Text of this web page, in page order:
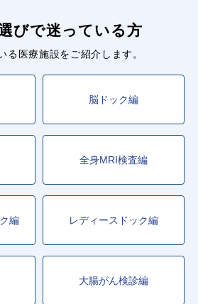
びで迷っている方
る医療施設をご紹介します。
脳ドック編
全身MRI検査編
編 レディースドック編
大腸がん検診編